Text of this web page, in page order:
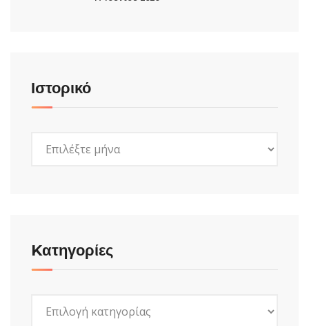
Ιστορικό
Kατηγορίες